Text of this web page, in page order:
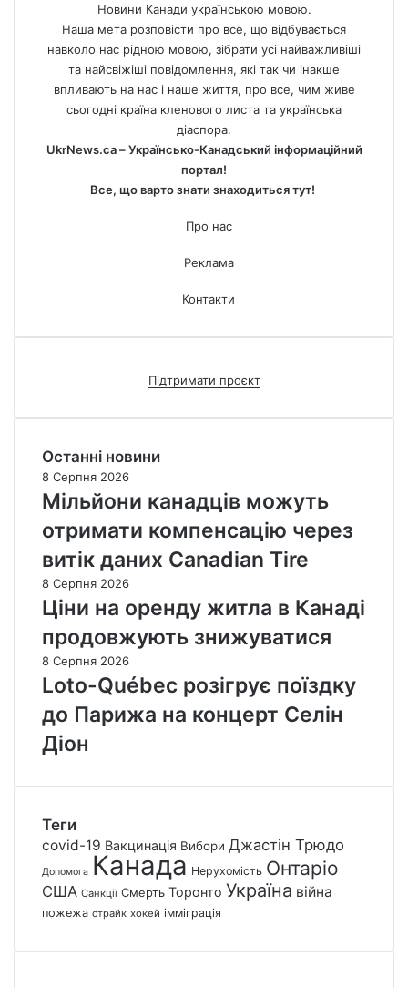
Новини Канади українською мовою.
Наша мета розповісти про все, що відбувається
навколо нас рідною мовою, зібрати усі найважливіші
та найсвіжіші повідомлення, які так чи інакше
впливають на нас і наше життя, про все, чим живе
сьогодні країна кленового листа та українська
діаспора.
UkrNews.ca – Українсько-Канадський інформаційний
портал!
Все, що варто знати знаходиться тут!
Про нас
Реклама
Контакти
Підтримати проєкт
Останні новини
8 Серпня 2026
Мільйони канадців можуть
отримати компенсацію через
витік даних Canadian Tire
8 Серпня 2026
Ціни на оренду житла в Канаді
продовжують знижуватися
8 Серпня 2026
Loto-Québec розігрує поїздку
до Парижа на концерт Селін
Діон
Теги
covid-19 Вакцинація Вибори Джастін Трюдо
Допомога Канада Нерухомість Онтаріо
США Санкції Смерть Торонто Україна війна
пожежа страйк хокей імміграція